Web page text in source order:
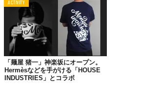
もちろん、毒性もありません。Kumalaさ
のなかで、お湯に溶かしたバッグを飲んで
ています。
さらにバッグの部分だけではなく、印刷に
ルコールを主体とした安全なものを使用す
ACTIVITY
「麺屋 猪一」神楽坂にオープン。
Hermèsなどを手がける「HOUSE
INDUSTRIES」とコラボ